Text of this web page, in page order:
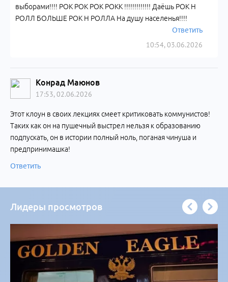
10:54, 03.06.2026
выборами!!!! РОК РОК РОК РОКК !!!!!!!!!!!!! Даёшь РОК Н
РОЛЛ БОЛЬШЕ РОК Н РОЛЛА На душу населенья!!!!
Ответить
Конрад Маюнов
17:53, 02.06.2026
Этот клоун в своих лекциях смеет критиковать коммунистов!
Таких как он на пушечный выстрел нельзя к образованию
подпускать, он в истории полный ноль, поганая чинуша и
предпринимашка!
Ответить
Лидеры просмотров